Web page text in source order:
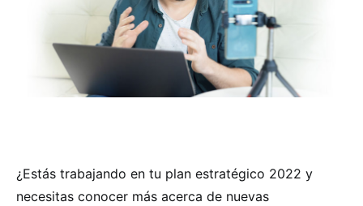
¿Estás trabajando en tu plan estratégico 2022 y
necesitas conocer más acerca de nuevas